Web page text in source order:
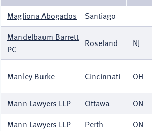
Magliona Abogados Santiago
Mandelbaum Barrett
PC
Roseland NJ
Manley Burke Cincinnati OH
Mann Lawyers LLP
Ottawa ON
Mann Lawyers LLP
Perth ON